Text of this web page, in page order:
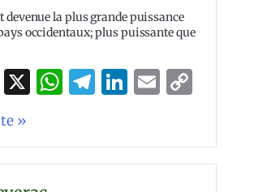
devenue la plus grande puissance
occidentaux; plus puissante que
Facebook
X WhatsApp
Telegram
LinkedIn
Email
»